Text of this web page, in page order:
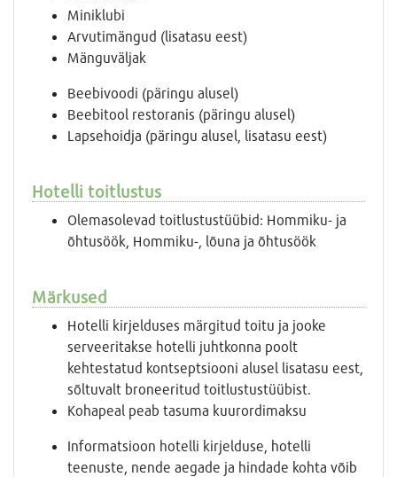
Miniklubi
Arvutimängud (lisatasu eest)
Mänguväljak
Beebivoodi (päringu alusel)
Beebitool restoranis (päringu alusel)
Lapsehoidja (päringu alusel, lisatasu eest)
Hotelli toitlustus
Olemasolevad toitlustustüübid: Hommiku- ja
õhtusöök, Hommiku-, lõuna ja õhtusöök
Märkused
Hotelli kirjelduses märgitud toitu ja jooke
serveeritakse hotelli juhtkonna poolt
kehtestatud kontseptsiooni alusel lisatasu eest,
sõltuvalt broneeritud toitlustustüübist.
Kohapeal peab tasuma kuurordimaksu
Informatsioon hotelli kirjelduse, hotelli
teenuste, nende aegade ja hindade kohta võib